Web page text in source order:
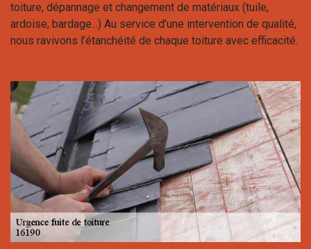
toiture, dépannage et changement de matériaux (tuile,
ardoise, bardage...) Au service d’une intervention de qualité,
nous ravivons l’étanchéité de chaque toiture avec efficacité.